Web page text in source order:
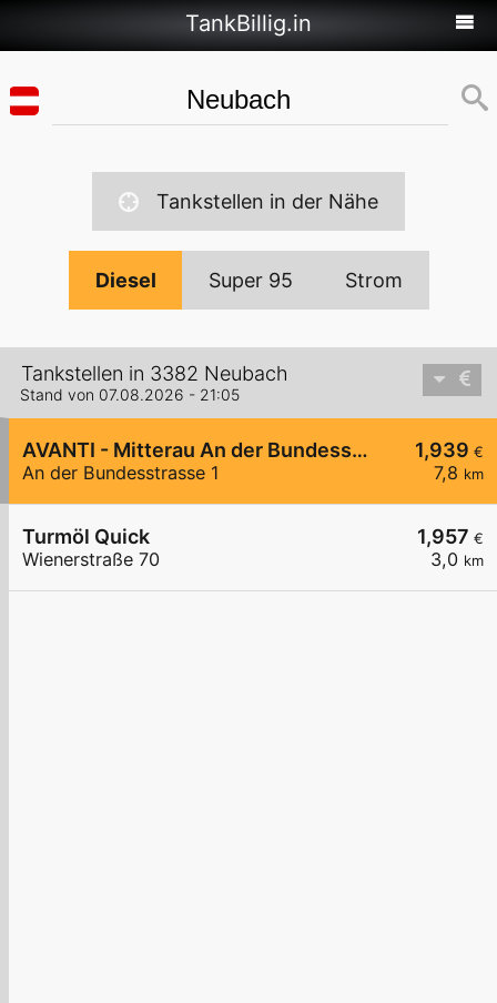
TankBillig.in
Tankstellen in der Nähe
Diesel Super 95 Strom
Tankstellen in 3382 Neubach
Stand von 07.08.2026 - 21:05
1,939 €
7,8 km
AVANTI - Mitterau An der Bundesstraße 1
An der Bundesstrasse 1
1,957 €
3,0 km
Turmöl Quick
Wienerstraße 70